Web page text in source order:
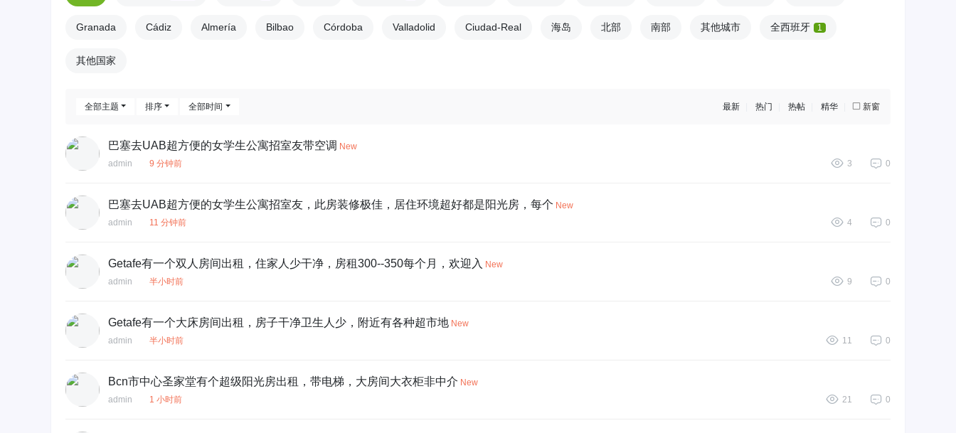
Granada Cádiz Almería Bilbao Córdoba Valladolid Ciudad-Real 海岛 北部 南部 其他城市 全西班牙 1
其他国家
新窗
最新 热门 热帖 精华
全部主题 排序 全部时间
巴塞去UAB超方便的女学生公寓招室友带空调 New
admin
9 分钟前 0
3
巴塞去UAB超方便的女学生公寓招室友，此房装修极佳，居住环境超好都是阳光房，每个 New
admin
11 分钟前 0
4
Getafe有一个双人房间出租，住家人少干净，房租300--350每个月，欢迎入 New
admin
半小时前 0
9
Getafe有一个大床房间出租，房子干净卫生人少，附近有各种超市地 New
admin
半小时前 0
11
Bcn市中心圣家堂有个超级阳光房出租，带电梯，大房间大衣柜非中介 New
admin
1 小时前 0
21